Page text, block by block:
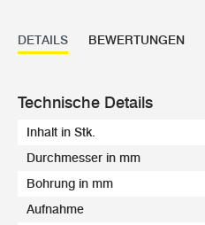
DETAILS BEWERTUNGEN
Technische Details
Inhalt in Stk.
Durchmesser in mm
Bohrung in mm
Aufnahme